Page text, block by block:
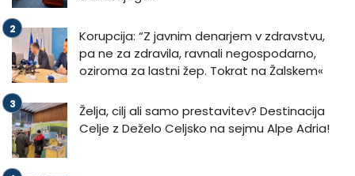
Korupcija: “Z javnim denarjem v zdravstvu,
pa ne za zdravila, ravnali negospodarno,
oziroma za lastni žep. Tokrat na Žalskem«
Želja, cilj ali samo prestavitev? Destinacija
Celje z Deželo Celjsko na sejmu Alpe Adria!